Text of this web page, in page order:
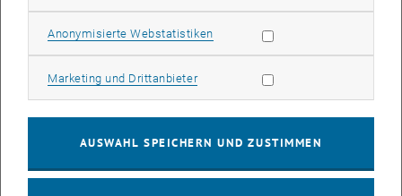
Wer an einem interdisziplinären und spannenden Projekt
mitarbeiten will, kann sich unter
<link>recruiting@racing.tuwien.ac.at anmelden. Vorkenntnisse sind
Einsatzbereitschaft und keine Scheu vor herausfordernden
Aufgaben und langen Arbeitstagen. Als Lohn winkt dann ein
Erfahrungen und Bekanntschaften sowie Kontakten zu potentiellen
Anonymisierte WebstatistikenStatistik Cookies zulassen
Marketing und DrittanbieterMarketing Cookies zulassen
AUSWAHL SPEICHERN UND ZUSTIMMEN